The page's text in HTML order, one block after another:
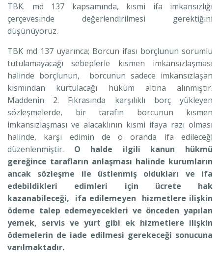
TBK. md 137 kapsamında, kısmi ifa imkansızlığı
çerçevesinde değerlendirilmesi gerektiğini
düşünüyoruz.
TBK md 137 uyarınca; Borcun ifası borçlunun sorumlu
tutulamayacağı sebeplerle kısmen imkansızlaşması
halinde borçlunun, borcunun sadece imkansızlaşan
kısmından kurtulacağı hüküm altına alınmıştır.
Maddenin 2. Fıkrasında karşılıklı borç yükleyen
sözleşmelerde, bir tarafın borcunun kısmen
imkansızlaşması ve alacaklının kısmi ifaya razı olması
halinde, karşı edimin de o oranda ifa edileceği
düzenlenmiştir. O halde ilgili kanun hükmü
gereğince tarafların anlaşması halinde kurumların
ancak sözleşme ile üstlenmiş oldukları ve ifa
edebildikleri edimleri için ücrete hak
kazanabileceği, ifa edilemeyen hizmetlere ilişkin
ödeme talep edemeyecekleri ve önceden yapılan
yemek, servis ve yurt gibi ek hizmetlere ilişkin
ödemelerin de iade edilmesi gerekeceği sonucuna
varılmaktadır.